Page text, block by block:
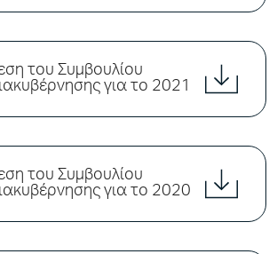
του Συμβουλίου
για το 2021
του Συμβουλίου
για το 2020